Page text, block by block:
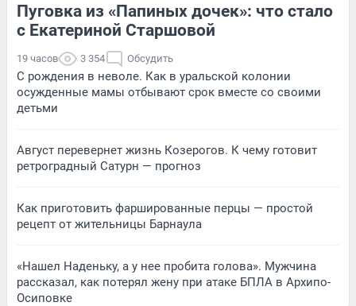
Пуговка из «Папиных дочек»: что стало
с Екатериной Старшовой
19 часов 3 354 Обсудить
С рождения в неволе. Как в уральской колонии
осужденные мамы отбывают срок вместе со своими
детьми
Август перевернет жизнь Козерогов. К чему готовит
ретроградный Сатурн — прогноз
Как приготовить фаршированные перцы — простой
рецепт от жительницы Барнаула
«Нашел Наденьку, а у нее пробита голова». Мужчина
рассказал, как потерял жену при атаке БПЛА в Архипо-
Осиповке